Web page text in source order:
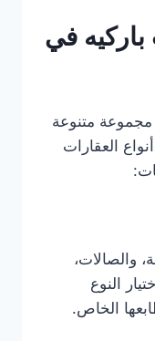
في
مجموعة متنوعة
العقارات
والصالات،
النوع
الخاص.